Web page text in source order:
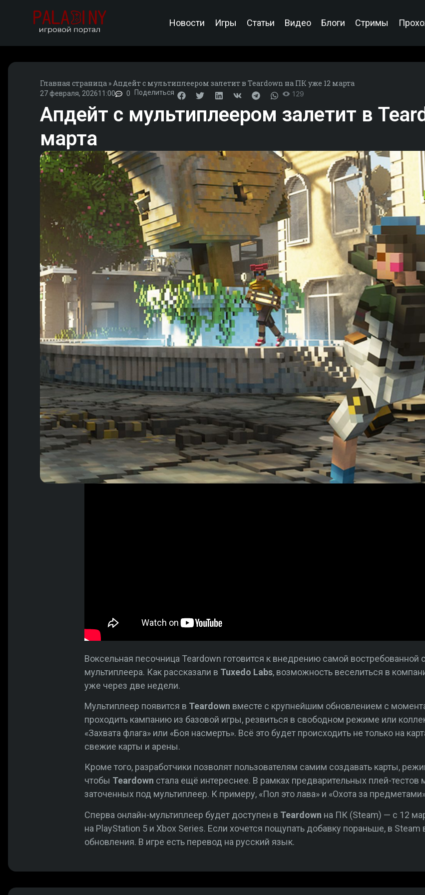
Новости Игры Статьи Видео Блоги Стримы
Главная страница »Апдейт с мультиплеером залетит в Teardown на ПК уже 12 марта
27 февраля, 202611:00 0 Поделиться 129
Апдейт с мультиплеером залетит в
марта
Воксельная песочница Teardown готовится к внедрению самой
мультиплеера. Как рассказали в Tuxedo Labs, возможность веселиться в
уже через две недели.
Мультиплеер появится в Teardown вместе с крупнейшим обновлением с
проходить кампанию из базовой игры, резвиться в свободном режиме или
«Захвата флага» или «Боя насмерть». Всё это будет происходить не только на
свежие карты и арены.
Кроме того, разработчики позволят пользователям самим создавать карты,
чтобы Teardown стала ещё интереснее. В рамках предварительных плей-
заточенных под мультиплеер. К примеру, «Пол это лава» и «Охота за
Сперва онлайн-мультиплеер будет доступен в Teardown на ПК (Steam) — с 12
на PlayStation 5 и Xbox Series. Если хочется пощупать добавку пораньше, в Steam
обновления. В игре есть перевод на русский язык.